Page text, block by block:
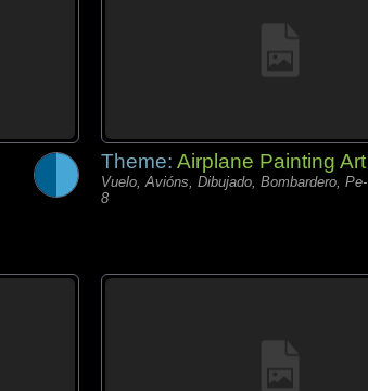
Theme: Airplane Painting Art
Vuelo, Avións, Dibujado, Bombardero, Pe-
8